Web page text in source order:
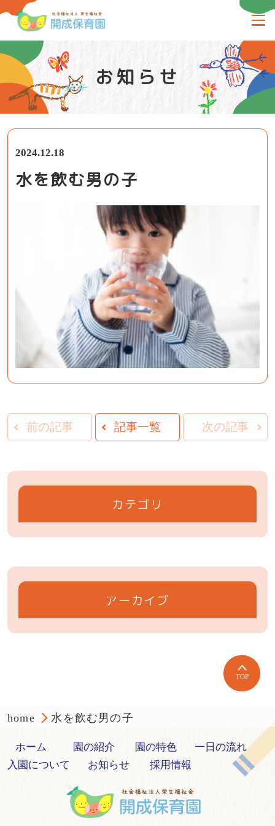
お知らせ
2024.12.18
水を飲む男の子
前の記事 記事一覧 次の記事
カテゴリ
アーカイブ
TOP
home 水を飲む男の子
ホーム 園の紹介 園の特色
一日の流れ
入園について
お知らせ 採用情報